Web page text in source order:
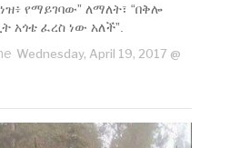
የማይገባው” ለማለት፣ “በቅሎ
አጎቴ ፈረስ ነው አለች”.
Wednesday, April 19, 2017 @